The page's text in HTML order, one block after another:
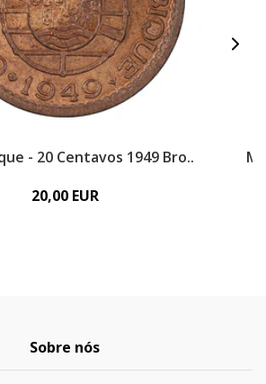
- 20 Centavos 1949 Bro..
20,00 EUR
Sobre nós